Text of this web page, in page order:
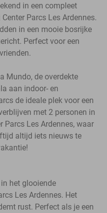
in een compleet
Parcs Les Ardennes.
in een mooie bosrijke
Perfect voor een
Mundo, de overdekte
aan indoor- en
de ideale plek voor een
met 2 personen in
Parcs Les Ardennes, waar
altijd iets nieuws te
het glooiende
Les Ardennes. Het
rust. Perfect als je een